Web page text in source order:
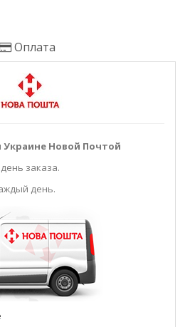
Оплата
Украине Новой Почтой
заказа.
день.